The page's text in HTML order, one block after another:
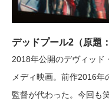
デッドプール2（原題
2018年公開のデヴィッド
メディ映画。前作2016年
監督が代わった。今回も